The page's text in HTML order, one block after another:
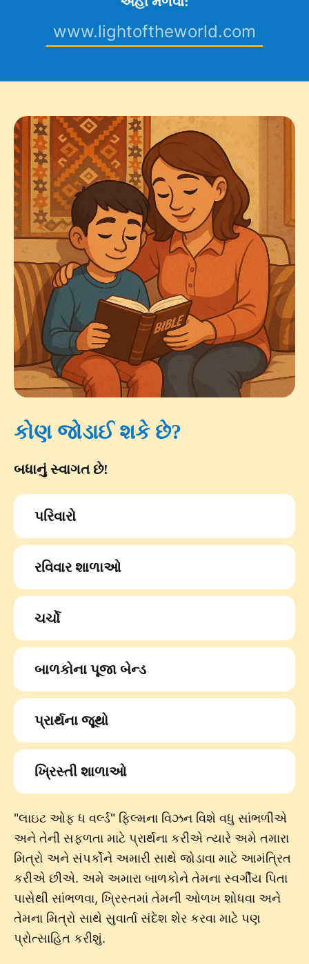
www.lightoftheworld.com
કોણ જોડાઈ શકે છે?
બધાનું સ્વાગત છે!
પરિવારો
રવિવાર શાળાઓ
ચર્ચો
બાળકોના પૂજા બેન્ડ
પ્રાર્થના જૂથો
ખ્રિસ્તી શાળાઓ
"લાઇટ ઓફ ધ વર્લ્ડ" ફિલ્મના વિઝન વિશે વધુ સાંભળીએ
અને તેની સફળતા માટે પ્રાર્થના કરીએ ત્યારે અમે તમારા
મિત્રો અને સંપર્કોને અમારી સાથે જોડાવા માટે આમંત્રિત
કરીએ છીએ. અમે અમારા બાળકોને તેમના સ્વર્ગીય પિતા
પાસેથી સાંભળવા, ખ્રિસ્તમાં તેમની ઓળખ શોધવા અને
તેમના મિત્રો સાથે સુવાર્તા સંદેશ શેર કરવા માટે પણ
પ્રોત્સાહિત કરીશું.